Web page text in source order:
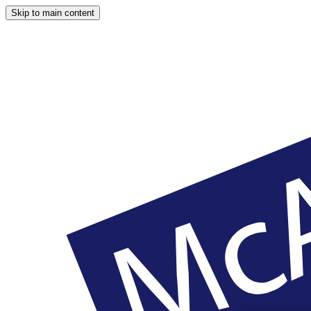
Skip to main content